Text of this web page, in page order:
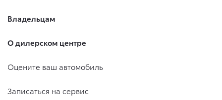
Владельцам
О дилерском центре
Оцените ваш автомобиль
Записаться на сервис